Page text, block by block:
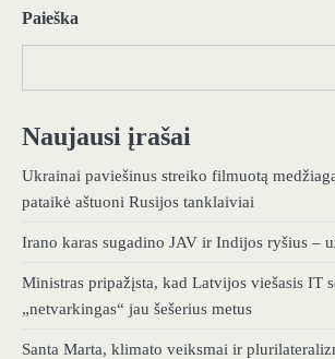
Paieška
Naujausi įrašai
Ukrainai paviešinus streiko filmuotą
pataikė aštuoni Rusijos tanklaiviai
Irano karas sugadino JAV ir Indijos ryšius –
Ministras pripažįsta, kad Latvijos viešasis IT
„netvarkingas“ jau šešerius metus
Santa Marta, klimato veiksmai ir